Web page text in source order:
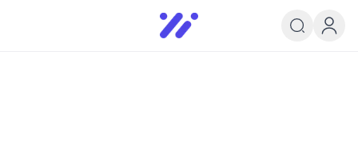
Infoedu
Ta&#039;lim xabarlari va